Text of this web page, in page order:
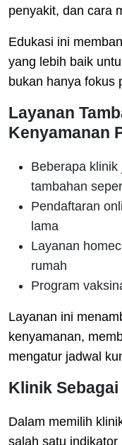
penyakit, dan cara
Edukasi ini
yang lebih baik
bukan hanya fokus
Layanan
Kenyamanan
Beberapa
tambahan
Pendaftaran
lama
Layanan
rumah
Program
Layanan ini
kenyamanan,
mengatur jadwal
Klinik
Dalam memilih
salah satu